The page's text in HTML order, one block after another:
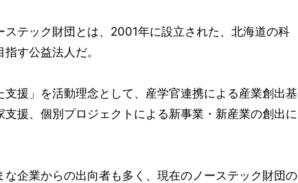
ステック財団とは、2001年に設立された、北海道の科
す公益法人だ。
支援」を活動理念として、産学官連携による産業創出基
援、個別プロジェクトによる新事業・新産業の創出に
企業からの出向者も多く、現在のノーステック財団の